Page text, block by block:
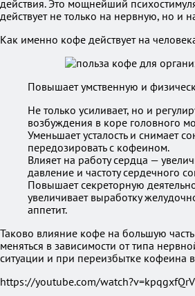
действия. Это мощнейший
действует не только на нервную, но и
Как именно кофе действует на
Повышает умственную и
Не только усиливает, но и
возбуждения в коре головного
Уменьшает усталость и снимает
передозировать с кофеином.
Влияет на работу сердца —
давление и частоту сердечного
Повышает секреторную
увеличивает выработку
аппетит.
Таково влияние кофе на большую
меняться в зависимости от типа
ситуации и при переизбытке кофеина
https://youtube.com/